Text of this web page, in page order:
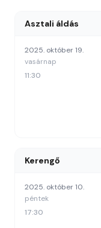
Asztali áldás
2025. október 19.
vasárnap
11:30
Kerengő
2025. október 10.
péntek
17:30